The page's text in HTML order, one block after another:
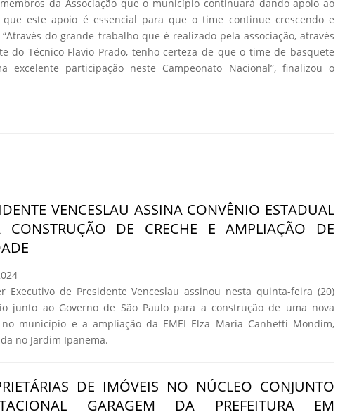
da Associação que o município continuará dando apoio ao
que este apoio é essencial para que o time continue crescendo e
do grande trabalho que é realizado pela associação, através
do Técnico Flavio Prado, tenho certeza de que o time de basquete
excelente participação neste Campeonato Nacional”, finalizou o
VENCESLAU ASSINA CONVÊNIO ESTADUAL
CONSTRUÇÃO DE CRECHE E AMPLIAÇÃO DE
Executivo de Presidente Venceslau assinou nesta quinta-feira (20)
junto ao Governo de São Paulo para a construção de uma nova
município e a ampliação da EMEI Elza Maria Canhetti Mondim,
no Jardim Ipanema.
DE IMÓVEIS NO NÚCLEO CONJUNTO
GARAGEM DA PREFEITURA EM